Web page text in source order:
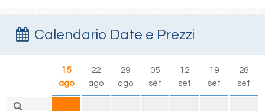
Calendario Date e Prezzi
15
ago
22
ago
29
ago
05
set
12
set
19
set
26
set